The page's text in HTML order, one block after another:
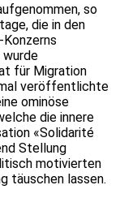
so
die in den
wurde
für Migration
veröffentlichte
ominöse
die innere
«Solidarité
Stellung
motivierten
täuschen lassen.